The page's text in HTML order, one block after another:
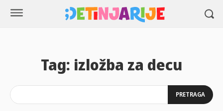
Tag: izložba za decu
PRETRAGA